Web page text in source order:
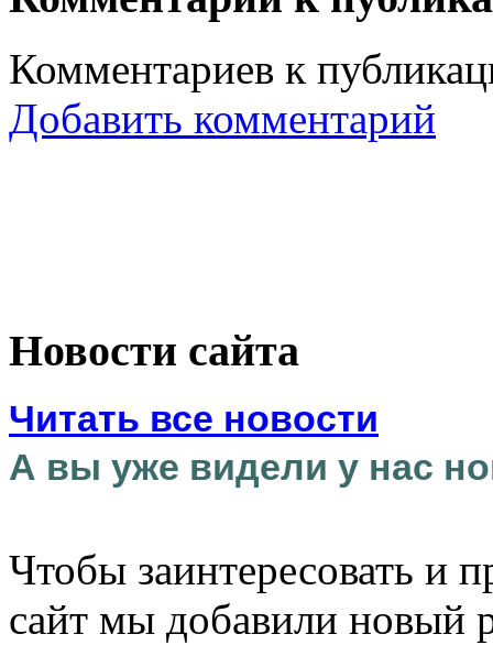
Комментариев к
Добавить комментарий
Новости сайта
Читать все новости
А вы уже видели у нас
Чтобы заинтересовать и
сайт мы добавили новый